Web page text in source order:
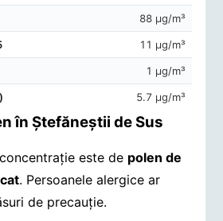
88 μg/m³
11 μg/m³
1 μg/m³
5.7 μg/m³
în Ştefăneştii de Sus
este de polen de
. Persoanele alergice ar
de precauție.